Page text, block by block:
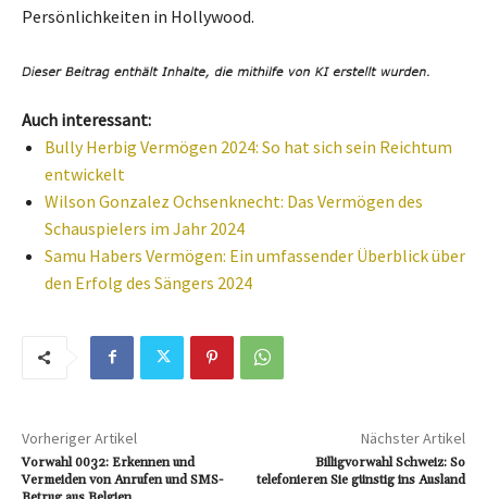
Persönlichkeiten in Hollywood.
Auch interessant:
Bully Herbig Vermögen 2024: So hat sich sein Reichtum
entwickelt
Wilson Gonzalez Ochsenknecht: Das Vermögen des
Schauspielers im Jahr 2024
Samu Habers Vermögen: Ein umfassender Überblick über
den Erfolg des Sängers 2024
Vorheriger Artikel
Vorwahl 0032: Erkennen und
Vermeiden von Anrufen und SMS-
Nächster Artikel
Billigvorwahl Schweiz: So
telefonieren Sie günstig ins Ausland